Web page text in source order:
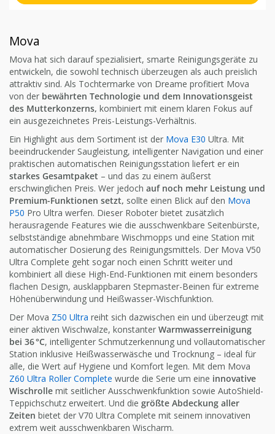
Mova
Mova hat sich darauf spezialisiert, smarte Reinigungsgeräte zu
entwickeln, die sowohl technisch überzeugen als auch preislich
attraktiv sind. Als Tochtermarke von Dreame profitiert Mova
von der bewährten Technologie und dem Innovationsgeist
des Mutterkonzerns, kombiniert mit einem klaren Fokus auf
ein ausgezeichnetes Preis-Leistungs-Verhältnis.
Ein Highlight aus dem Sortiment ist der Mova E30 Ultra. Mit
beeindruckender Saugleistung, intelligenter Navigation und einer
praktischen automatischen Reinigungsstation liefert er ein
starkes Gesamtpaket – und das zu einem äußerst
erschwinglichen Preis. Wer jedoch auf noch mehr Leistung und
Premium-Funktionen setzt, sollte einen Blick auf den Mova
P50 Pro Ultra werfen. Dieser Roboter bietet zusätzlich
herausragende Features wie die ausschwenkbare Seitenbürste,
selbstständige abnehmbare Wischmopps und eine Station mit
automatischer Dosierung des Reinigungsmittels. Der Mova V50
Ultra Complete geht sogar noch einen Schritt weiter und
kombiniert all diese High-End-Funktionen mit einem besonders
flachen Design, ausklappbaren Stepmaster-Beinen für extreme
Höhenüberwindung und Heißwasser-Wischfunktion.
Der Mova Z50 Ultra reiht sich dazwischen ein und überzeugt mit
einer aktiven Wischwalze, konstanter Warmwasserreinigung
bei 36 °C, intelligenter Schmutzerkennung und vollautomatischer
Station inklusive Heißwasserwäsche und Trocknung – ideal für
alle, die Wert auf Hygiene und Komfort legen. Mit dem Mova
Z60 Ultra Roller Complete wurde die Serie um eine innovative
Wischrolle mit seitlicher Ausschwenkfunktion sowie AutoShield-
Teppichschutz erweitert. Und die größte Abdeckung aller
Zeiten bietet der V70 Ultra Complete mit seinem innovativen
extrem weit ausschwenkbaren Wischarm.